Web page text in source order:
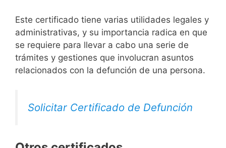
Este certificado tiene varias utilidades legales y
administrativas, y su importancia radica en que
se requiere para llevar a cabo una serie de
trámites y gestiones que involucran asuntos
relacionados con la defunción de una persona.
Solicitar Certificado de Defunción